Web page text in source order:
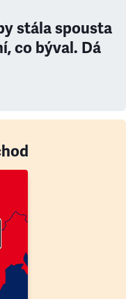
stála spousta
co býval. Dá